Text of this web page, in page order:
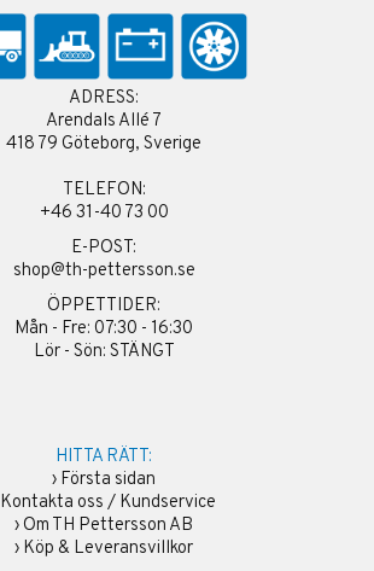
ADRESS:
Arendals Allé 7
418 79 Göteborg, Sverige
TELEFON:
+46 31-40 73 00
E-POST:
shop@th-pettersson.se
ÖPPETTIDER:
Mån - Fre: 07:30 - 16:30
Lör - Sön: STÄNGT
HITTA RÄTT:
› Första sidan
Kontakta oss / Kundservice
› Om TH Pettersson AB
› Köp & Leveransvillkor